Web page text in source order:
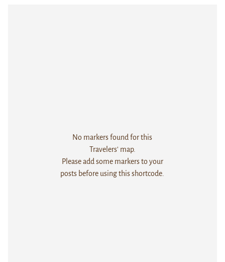
No markers found for this
Travelers' map.
Please add some markers to your
posts before using this shortcode.